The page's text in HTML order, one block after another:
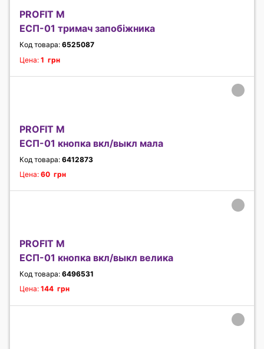
PROFIT M
ЕСП-01 тримач запобіжника
Код товара: 6525087
Цена: 1 грн
PROFIT M
ЕСП-01 кнопка вкл/выкл мала
Код товара: 6412873
Цена: 60 грн
PROFIT M
ЕСП-01 кнопка вкл/выкл велика
Код товара: 6496531
Цена: 144 грн